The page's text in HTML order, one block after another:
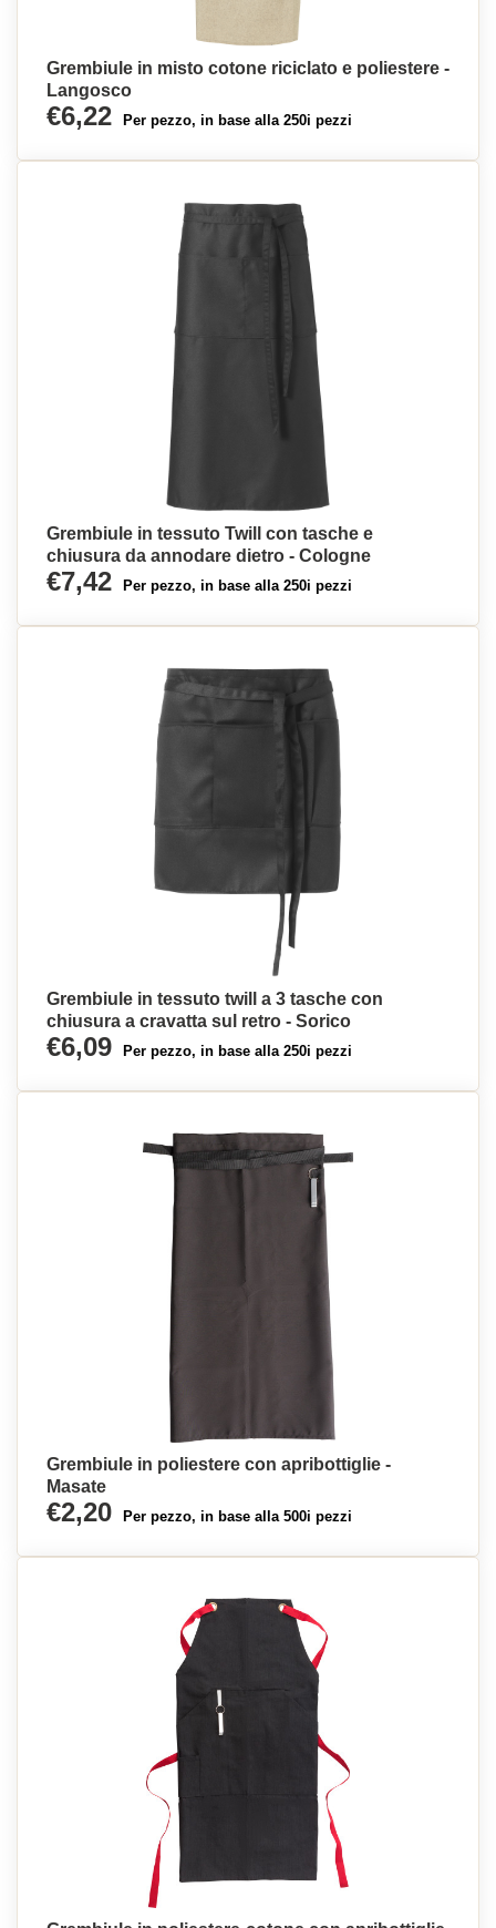
Grembiule in misto cotone riciclato e poliestere -
Langosco
€6,22 Per pezzo, in base alla 250i pezzi
Grembiule in tessuto Twill con tasche e
chiusura da annodare dietro - Cologne
€7,42 Per pezzo, in base alla 250i pezzi
Grembiule in tessuto twill a 3 tasche con
chiusura a cravatta sul retro - Sorico
€6,09 Per pezzo, in base alla 250i pezzi
Grembiule in poliestere con apribottiglie -
Masate
€2,20 Per pezzo, in base alla 500i pezzi